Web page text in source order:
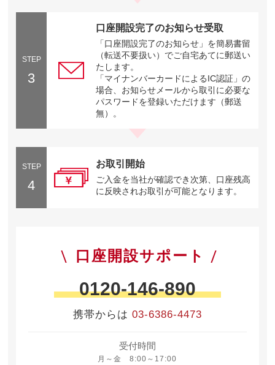
STEP
3
口座開設完了のお知らせ受取
「口座開設完了のお知らせ」を簡易書留
（転送不要扱い）でご自宅あてに郵送い
たします。
「マイナンバーカードによるIC認証」の
場合、お知らせメールから取引に必要な
パスワードを登録いただけます（郵送
無）。
STEP
4
お取引開始
ご入金を当社が確認でき次第、口座残高
に反映されお取引が可能となります。
口座開設サポート
0120-146-890
携帯からは 03-6386-4473
受付時間
月～金 8:00～17:00
月曜日から金曜日 8時から17時